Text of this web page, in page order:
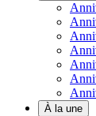
À la une